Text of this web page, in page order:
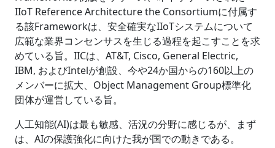
IIoT Reference Architecture the Consortiumに付属す
る該Frameworkは、安全確実なIIoTシステムについて
広範な業界コンセンサスを生じる過程を起こすことを求
めている旨。IICは、AT&T, Cisco, General Electric,
IBM, およびIntelが創設、今や24か国からの160以上の
メンバーに拡大、Object Management Group標準化
団体が運営している旨。
人工知能(AI)は最も敏感、活況の分野に感じるが、まず
は、AIの保護強化に向けた我が国での動きである。